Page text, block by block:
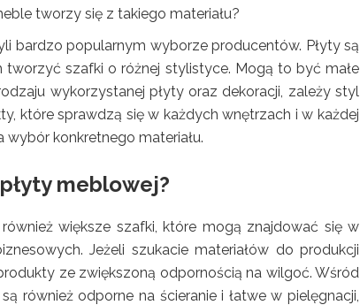
tworzy się z takiego materiału?
bardzo popularnym wyborze producentów. Płyty są
szafki o różnej stylistyce. Mogą to być małe
wykorzystanej płyty oraz dekoracji, zależy styl
które sprawdzą się w każdych wnętrzach i w każdej
konkretnego materiału.
meblowej?
większe szafki, które mogą znajdować się w
Jeżeli szukacie materiałów do produkcji
ze zwiększoną odpornością na wilgoć. Wśród
również odporne na ścieranie i łatwe w pielęgnacji,